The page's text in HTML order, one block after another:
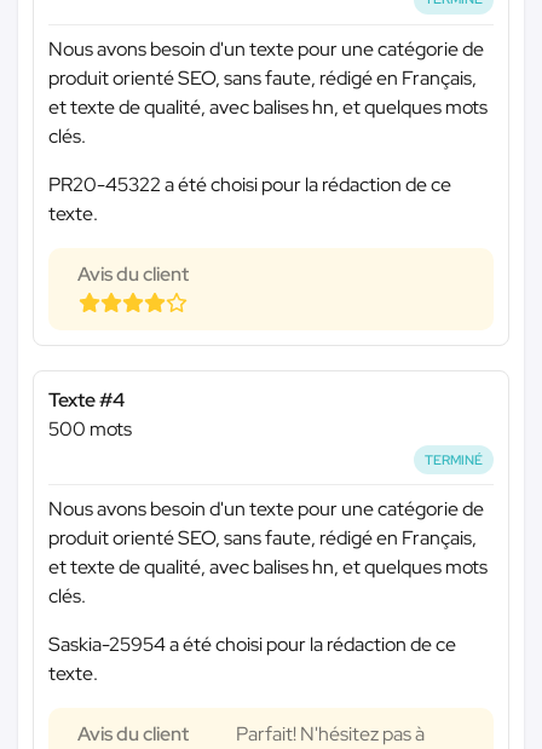
Nous avons besoin d'un texte pour une catégorie de
produit orienté SEO, sans faute, rédigé en Français,
et texte de qualité, avec balises hn, et quelques mots
clés.
PR20-45322 a été choisi pour la rédaction de ce
texte.
Avis du client
Texte #4
500 mots
TERMINÉ
Nous avons besoin d'un texte pour une catégorie de
produit orienté SEO, sans faute, rédigé en Français,
et texte de qualité, avec balises hn, et quelques mots
clés.
Saskia-25954 a été choisi pour la rédaction de ce
texte.
Avis du client
Parfait! N'hésitez pas à